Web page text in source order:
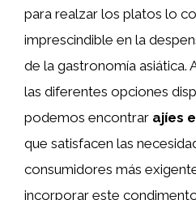
para realzar los platos lo
imprescindible en la
de la gastronomía asiática.
las diferentes opciones
podemos encontrar ajíes
que satisfacen las
consumidores más
incorporar este